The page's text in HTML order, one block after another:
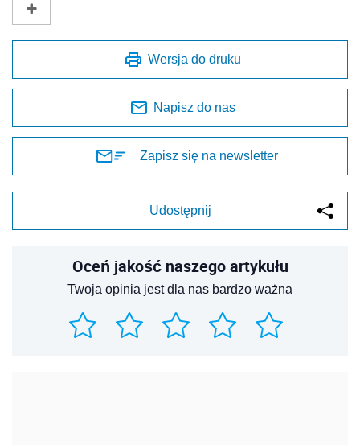
Wersja do druku
Napisz do nas
Zapisz się na newsletter
Udostępnij
Oceń jakość naszego artykułu
Twoja opinia jest dla nas bardzo ważna